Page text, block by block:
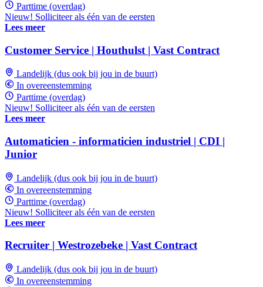
Parttime (overdag)
Nieuw! Solliciteer als één van de eersten
Lees meer
Customer Service | Houthulst | Vast Contract
Landelijk (dus ook bij jou in de buurt)
In overeenstemming
Parttime (overdag)
Nieuw! Solliciteer als één van de eersten
Lees meer
Automaticien - informaticien industriel | CDI |
Junior
Landelijk (dus ook bij jou in de buurt)
In overeenstemming
Parttime (overdag)
Nieuw! Solliciteer als één van de eersten
Lees meer
Recruiter | Westrozebeke | Vast Contract
Landelijk (dus ook bij jou in de buurt)
In overeenstemming